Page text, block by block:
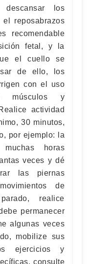
los
el reposabrazos
recomendable
fetal, y la
el cuello se
de ello, los
con el uso
músculos y
actividad
30 minutos,
por ejemplo: la
horas
veces y dé
las piernas
de
realice
permanecer
algunas veces
mobilize sus
ejercicios y
consulte